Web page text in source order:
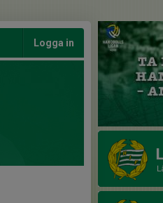
Logga in